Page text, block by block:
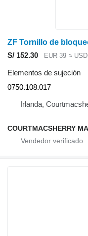
ZF Tornillo de
S/ 152.30
EUR 39 ≈
Elementos de sujeción
0750.108.017
Irlanda,
COURTMACSHERRY